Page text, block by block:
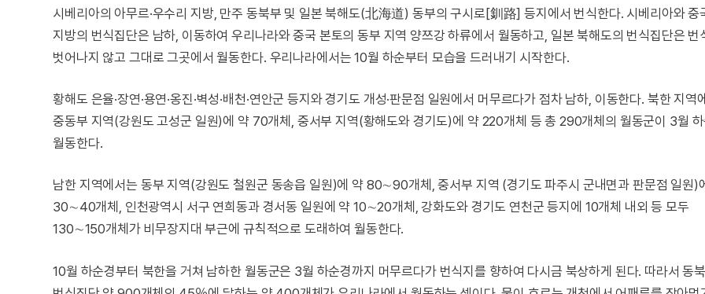
시베리아의 아무르·우수리 지방, 만주 동북부 및 일본 북해도(北海道) 동부의 구시로[釧路] 등지에서 번식한다. 시베리아와 중
지방의 번식집단은 남하, 이동하여 우리나라와 중국 본토의 동부 지역 양쯔강 하류에서 월동하고, 일본 북해도의 번식집단은 번
벗어나지 않고 그대로 그곳에서 월동한다. 우리나라에서는 10월 하순부터 모습을 드러내기 시작한다.
황해도 은율·장연·용연·옹진·벽성·배천·연안군 등지와 경기도 개성·판문점 일원에서 머무르다가 점차 남하, 이동한다. 북한 지역
중동부 지역(강원도 고성군 일원)에 약 70개체, 중서부 지역(황해도와 경기도)에 약 220개체 등 총 290개체의 월동군이 3월
월동한다.
남한 지역에서는 동부 지역(강원도 철원군 동송읍 일원)에 약 80∼90개체, 중서부 지역 (경기도 파주시 군내면과 판문점 일원)
30∼40개체, 인천광역시 서구 연희동과 경서동 일원에 약 10∼20개체, 강화도와 경기도 연천군 등지에 10개체 내외 등 모두
130∼150개체가 비무장지대 부근에 규칙적으로 도래하여 월동한다.
10월 하순경부터 북한을 거쳐 남하한 월동군은 3월 하순경까지 머무르다가 번식지를 향하여 다시금 북상하게 된다. 따라서 동